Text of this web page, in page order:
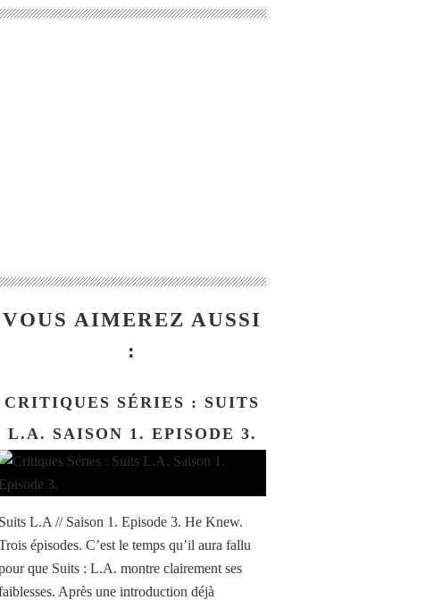
VOUS AIMEREZ AUSSI
:
CRITIQUES SÉRIES : SUITS
L.A. SAISON 1. EPISODE 3.
Suits L.A // Saison 1. Episode 3. He Knew.
épisodes. C’est le temps qu’il aura fallu
que Suits : L.A. montre clairement ses
Après une introduction déjà